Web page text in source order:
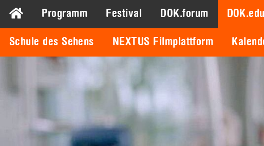
Programm Festival DOK.forum
Schule des Sehens NEXTUS Filmplattform